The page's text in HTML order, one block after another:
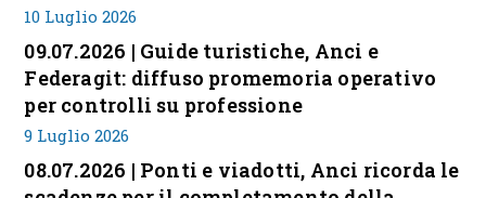
10 Luglio 2026
09.07.2026 | Guide turistiche, Anci e
Federagit: diffuso promemoria operativo
per controlli su professione
9 Luglio 2026
08.07.2026 | Ponti e viadotti, Anci ricorda le